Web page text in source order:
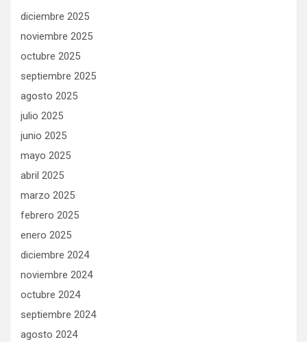
diciembre 2025
noviembre 2025
octubre 2025
septiembre 2025
agosto 2025
julio 2025
junio 2025
mayo 2025
abril 2025
marzo 2025
febrero 2025
enero 2025
diciembre 2024
noviembre 2024
octubre 2024
septiembre 2024
agosto 2024